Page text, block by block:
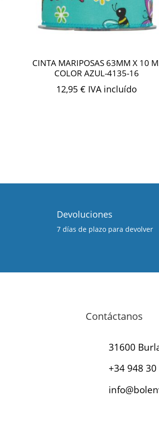
CINTA MARIPOSAS 63MM X 10
COLOR AZUL-4135-16
12,95€ IVA incluído
Devoluciones
7 días de plazo para devolver
Contáctanos
31600
+34 948 30